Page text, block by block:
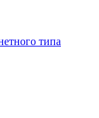
типа